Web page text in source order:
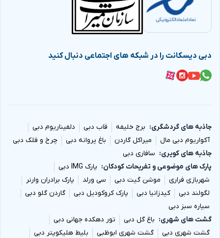
دبی دیسکانت را در شبکه های اجتماعی دنبال کنید
جاذبه های گردشگری برج خلیفه قاب دبی
دلفیناریوم دبی
آکواریوم دبی مال
میراکل گاردن باغ پروانه دبی
چرخ و فلک دبی
جاذبه های کویری
سافاری دبی
پارک های موضوعی و تفریحات کودکان
پارک IMG دبی
شهربازی فراری
موشن گیت دبی سی ورلد
پارک برادران وارنر
لگولند دبی
کیدزانیا دبی پارک کروکودیل دبی
گاردن گلو دبی
سیاره سبز دبی
گشت های شهری
باغ گل دبی
تور دهکده جهانی دبی
گشت شهری دبی
گشت شهری ابوظبی
بلیط هلیکوپتر دبی